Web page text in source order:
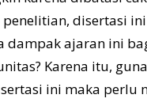
disertasi
dampak ajaran ini
Karena itu, guna
ini maka perlu